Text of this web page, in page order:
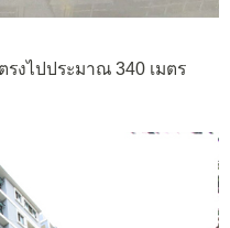
งไปประมาณ 340 เมตร